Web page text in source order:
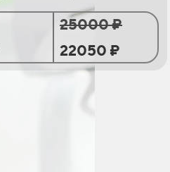
25000 ₽
22050 ₽